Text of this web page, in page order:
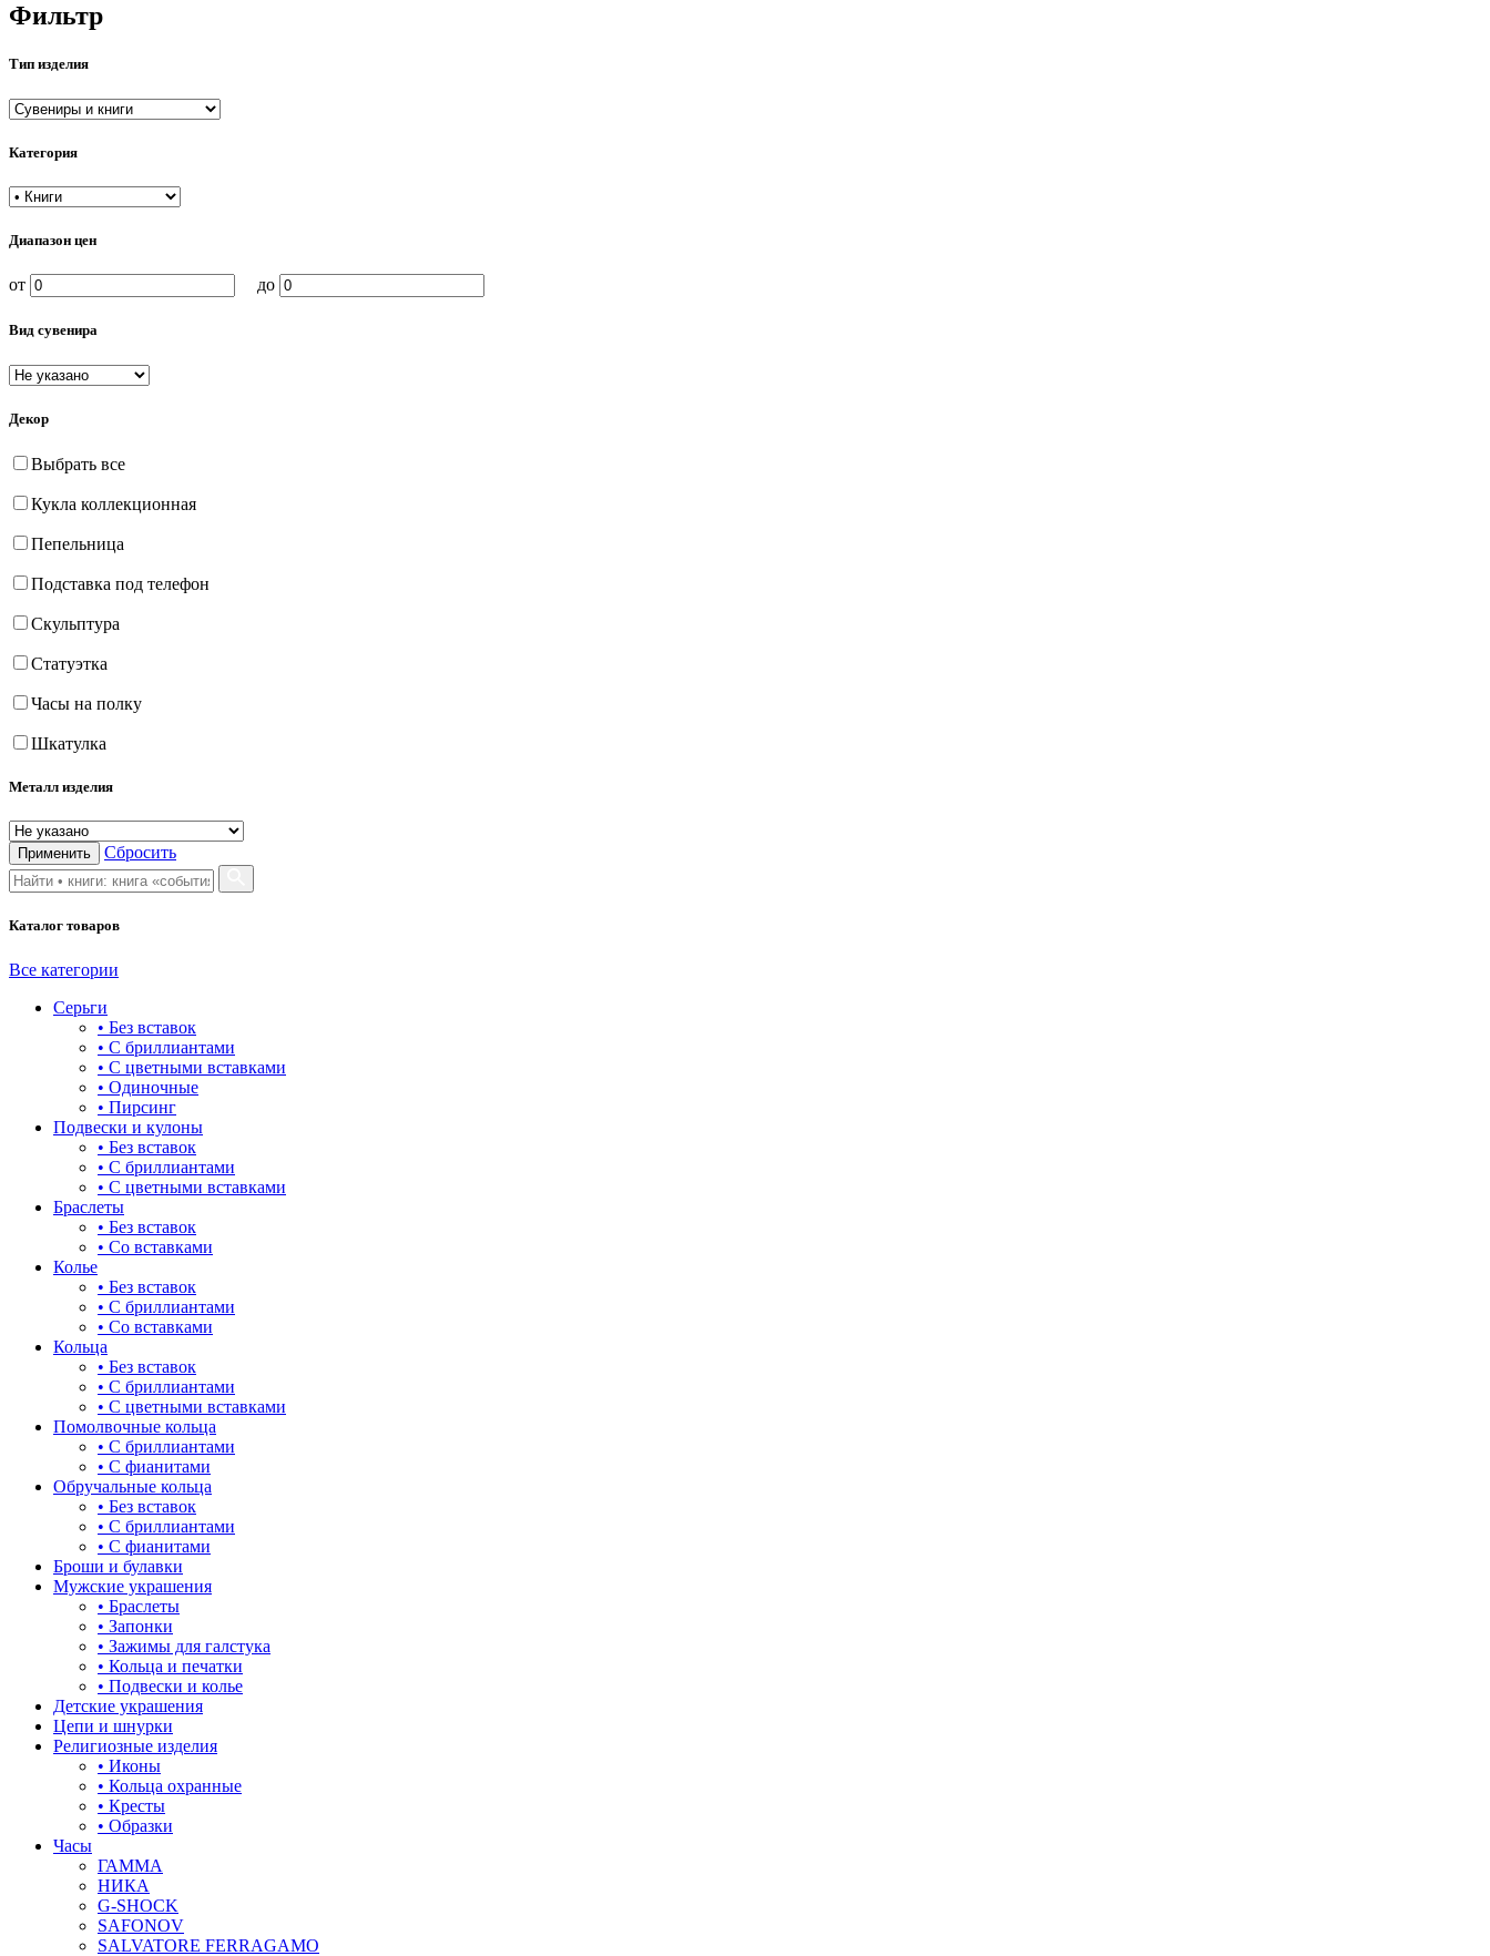
Фильтр
Тип изделия
Категория
Диапазон цен
от до
Вид сувенира
Декор
Выбрать все
Кукла коллекционная
Пепельница
Подставка под телефон
Скульптура
Статуэтка
Часы на полку
Шкатулка
Металл изделия
Применить Сбросить
Каталог товаров
Все категории
Серьги
• Без вставок
• С бриллиантами
• С цветными вставками
• Одиночные
• Пирсинг
Подвески и кулоны
• Без вставок
• С бриллиантами
• С цветными вставками
Браслеты
• Без вставок
• Со вставками
Колье
• Без вставок
• С бриллиантами
• Со вставками
Кольца
• Без вставок
• С бриллиантами
• С цветными вставками
Помолвочные кольца
• С бриллиантами
• С фианитами
Обручальные кольца
• Без вставок
• С бриллиантами
• С фианитами
Броши и булавки
Мужские украшения
• Браслеты
• Запонки
• Зажимы для галстука
• Кольца и печатки
• Подвески и колье
Детские украшения
Цепи и шнурки
Религиозные изделия
• Иконы
• Кольца охранные
• Кресты
• Образки
Часы
ГАММА
НИКА
G-SHOCK
SAFONOV
SALVATORE FERRAGAMO